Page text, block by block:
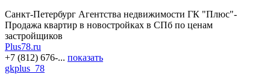
Санкт-Петербург Агентства недвижимости ГК "Плюс"-
Продажа квартир в новостройках в СПб по ценам
застройщиков
Plus78.ru
+7 (812) 676-... показать
gkplus_78